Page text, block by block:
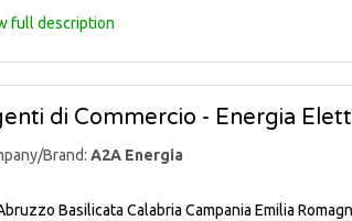
full description
di Commercio - Energia
Brand: A2A Energia
Basilicata Calabria Campania Emilia